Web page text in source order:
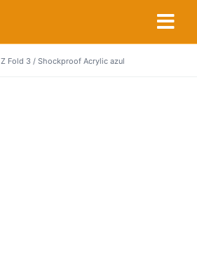
Z Fold 3 / Shockproof Acrylic azul